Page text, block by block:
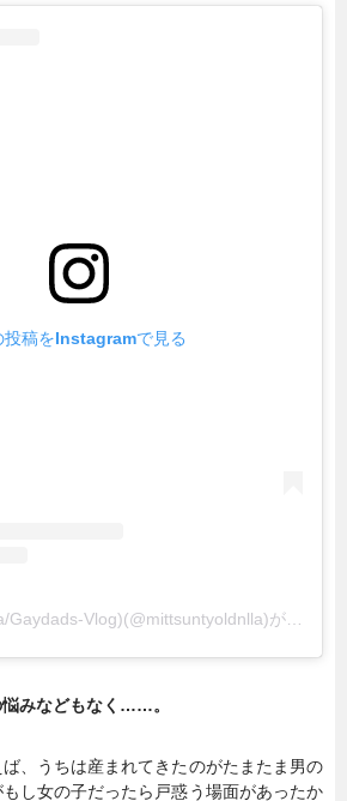
投稿をInstagramで見る
みっつん(futaripapa/Gaydads-Vlog)(@mittsuntyoldnlla)がシェアした投稿
みなどもなく……。
ば、うちは産まれてきたのがたまたま男の
し女の子だったら戸惑う場面があったか